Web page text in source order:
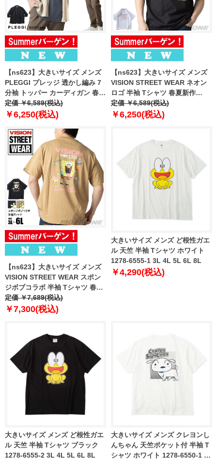
【ns623】大きいサイズ メンズ
PLEGGI プレッジ 透かし編み 7
分袖 トッパー カーディガン 春夏
新作 66-20059-2 【fre】
定価 ￥6,589(税込)
￥6,250(税込)
【ns623】大きいサイズ メンズ
VISION STREET WEAR ネオン
ロゴ 半袖 Tシャツ 春夏新作
6505702 【fre】
定価 ￥6,589(税込)
￥6,250(税込)
【ns623】大きいサイズ メンズ
VISION STREET WEAR スポン
ジボブコラボ 半袖 Tシャツ 春夏
新作 6505704 【fre】
定価 ￥7,689(税込)
￥7,300(税込)
大きいサイズ メンズ ど根性ガエ
ル 天竺 半袖 Tシャツ ホワイト
1278-6555-1 3L 4L 5L 6L 8L
￥4,290(税込)
大きいサイズ メンズ ど根性ガエ
ル 天竺 半袖 Tシャツ ブラック
1278-6555-2 3L 4L 5L 6L 8L
大きいサイズ メンズ クレヨンし
んちゃん 天竺ポケット付 半袖 T
シャツ ホワイト 1278-6550-1 3L